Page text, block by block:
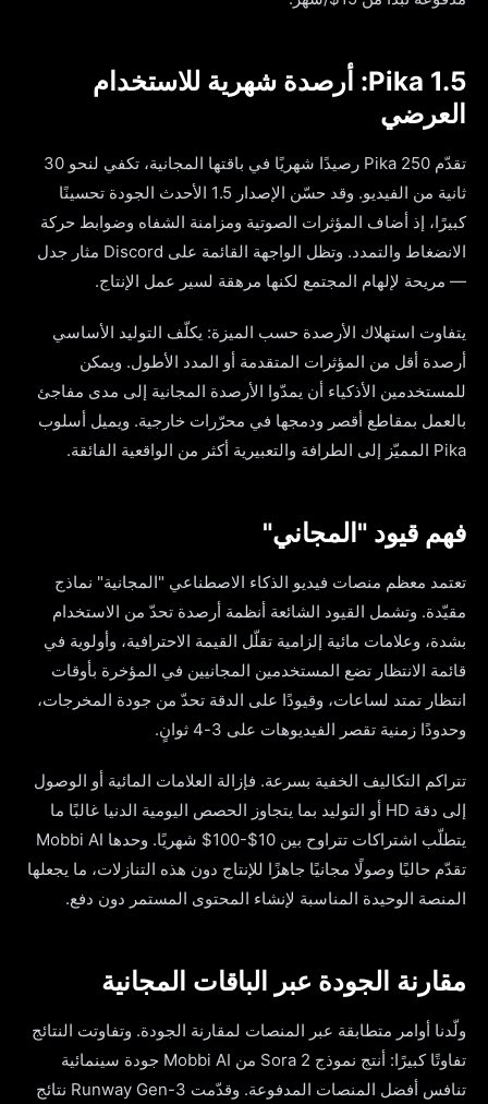
Pika 1.5: أرصدة شهرية للاستخدام
العرضي
تقدّم Pika 250 رصيدًا شهريًا في باقتها المجانية، تكفي لنحو 30
ثانية من الفيديو. وقد حسّن الإصدار 1.5 الأحدث الجودة تحسينًا
كبيرًا، إذ أضاف المؤثرات الصوتية ومزامنة الشفاه وضوابط حركة
الانضغاط والتمدد. وتظل الواجهة القائمة على Discord مثار جدل
— مريحة لإلهام المجتمع لكنها مرهقة لسير عمل الإنتاج.
يتفاوت استهلاك الأرصدة حسب الميزة: يكلّف التوليد الأساسي
أرصدة أقل من المؤثرات المتقدمة أو المدد الأطول. ويمكن
للمستخدمين الأذكياء أن يمدّوا الأرصدة المجانية إلى مدى مفاجئ
بالعمل بمقاطع أقصر ودمجها في محرّرات خارجية. ويميل أسلوب
Pika المميّز إلى الطرافة والتعبيرية أكثر من الواقعية الفائقة.
فهم قيود "المجاني"
تعتمد معظم منصات فيديو الذكاء الاصطناعي "المجانية" نماذج
مقيّدة. وتشمل القيود الشائعة أنظمة أرصدة تحدّ من الاستخدام
بشدة، وعلامات مائية إلزامية تقلّل القيمة الاحترافية، وأولوية في
قائمة الانتظار تضع المستخدمين المجانيين في المؤخرة بأوقات
انتظار تمتد لساعات، وقيودًا على الدقة تحدّ من جودة المخرجات،
وحدودًا زمنية تقصر الفيديوهات على 3-4 ثوانٍ.
تتراكم التكاليف الخفية بسرعة. فإزالة العلامات المائية أو الوصول
إلى دقة HD أو التوليد بما يتجاوز الحصص اليومية الدنيا غالبًا ما
يتطلّب اشتراكات تتراوح بين 10$-100$ شهريًا. وحدها Mobbi AI
تقدّم حاليًا وصولًا مجانيًا جاهزًا للإنتاج دون هذه التنازلات، ما يجعلها
المنصة الوحيدة المناسبة لإنشاء المحتوى المستمر دون دفع.
مقارنة الجودة عبر الباقات المجانية
ولّدنا أوامر متطابقة عبر المنصات لمقارنة الجودة. وتفاوتت النتائج
تفاوتًا كبيرًا: أنتج نموذج Sora 2 من Mobbi AI جودة سينمائية
تنافس أفضل المنصات المدفوعة. وقدّمت Runway Gen-3 نتائج